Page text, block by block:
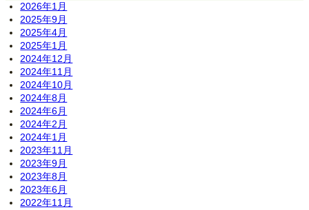
2026年1月
2025年9月
2025年4月
2025年1月
2024年12月
2024年11月
2024年10月
2024年8月
2024年6月
2024年2月
2024年1月
2023年11月
2023年9月
2023年8月
2023年6月
2022年11月